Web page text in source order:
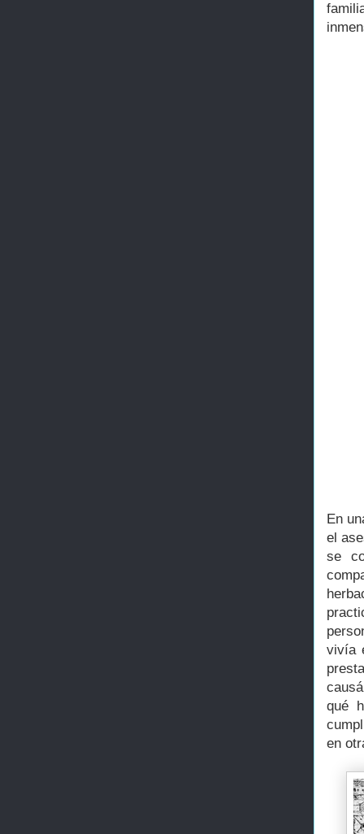
En
el
se
vivía
qué
en